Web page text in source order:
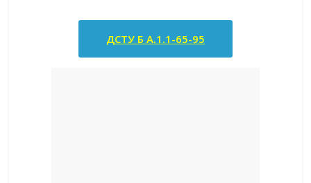
ДСТУ Б А.1.1-65-95